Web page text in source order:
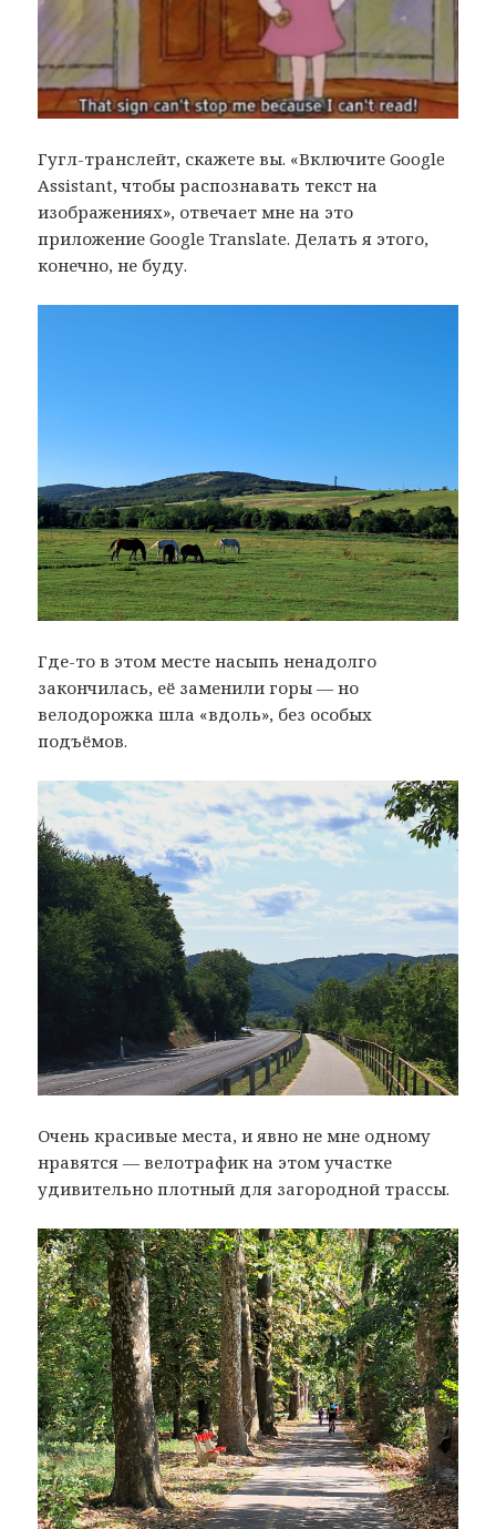
Гугл-транслейт, скажете вы. «Включите Google
Assistant, чтобы распознавать текст на
изображениях», отвечает мне на это
приложение Google Translate. Делать я этого,
конечно, не буду.
Где-то в этом месте насыпь ненадолго
закончилась, её заменили горы — но
велодорожка шла «вдоль», без особых
подъёмов.
Очень красивые места, и явно не мне одному
нравятся — велотрафик на этом участке
удивительно плотный для загородной трассы.